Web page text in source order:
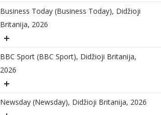
Business Today (Business Today), Didžioji
Britanija, 2026
BBC Sport (BBC Sport), Didžioji Britanija,
2026
Newsday (Newsday), Didžioji Britanija, 2026